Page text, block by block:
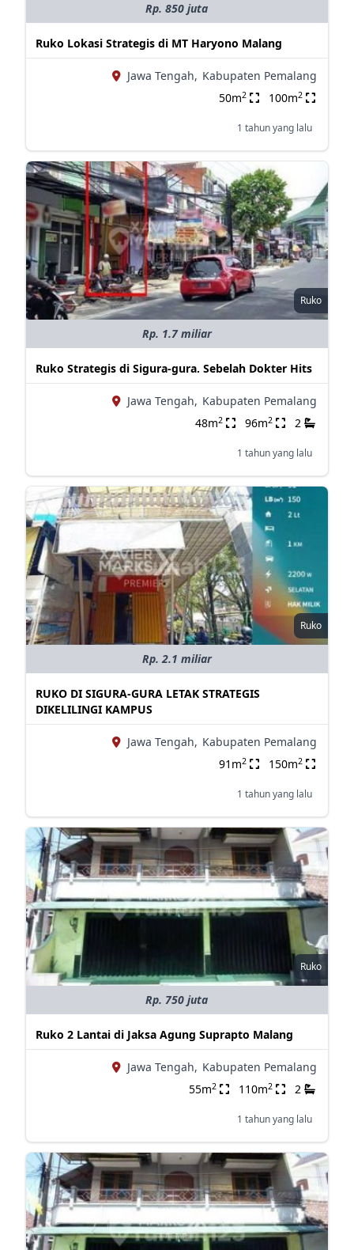
Rp. 850 juta
Ruko Lokasi Strategis di MT Haryono Malang
Jawa Tengah, Kabupaten Pemalang
50m2 100m2
1 tahun yang lalu
Ruko
Rp. 1.7 miliar
Ruko Strategis di Sigura-gura. Sebelah Dokter Hits
Jawa Tengah, Kabupaten Pemalang
48m2 96m2 2
1 tahun yang lalu
Ruko
Rp. 2.1 miliar
RUKO DI SIGURA-GURA LETAK STRATEGIS
DIKELILINGI KAMPUS
Jawa Tengah, Kabupaten Pemalang
91m2 150m2
1 tahun yang lalu
Ruko
Rp. 750 juta
Ruko 2 Lantai di Jaksa Agung Suprapto Malang
Jawa Tengah, Kabupaten Pemalang
55m2 110m2 2
1 tahun yang lalu